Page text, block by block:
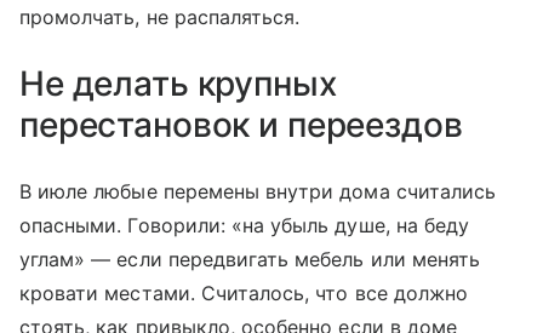
промолчать, не распаляться.
Не делать крупных
перестановок и переездов
В июле любые перемены внутри дома считались
опасными. Говорили: «на убыль душе, на беду
углам» — если передвигать мебель или менять
кровати местами. Считалось, что все должно
стоять, как привыкло, особенно если в доме